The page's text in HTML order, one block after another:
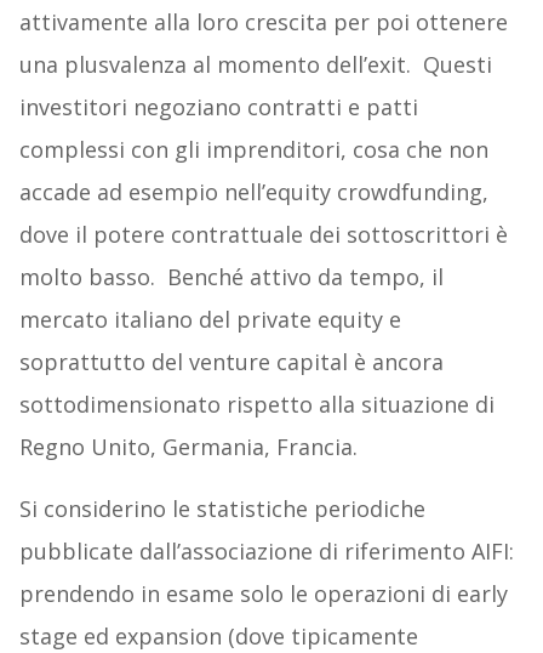
attivamente alla loro crescita per poi ottenere
una plusvalenza al momento dell’exit. Questi
investitori negoziano contratti e patti
complessi con gli imprenditori, cosa che non
accade ad esempio nell’equity crowdfunding,
dove il potere contrattuale dei sottoscrittori è
molto basso. Benché attivo da tempo, il
mercato italiano del private equity e
soprattutto del venture capital è ancora
sottodimensionato rispetto alla situazione di
Regno Unito, Germania, Francia.
Si considerino le statistiche periodiche
pubblicate dall’associazione di riferimento AIFI:
prendendo in esame solo le operazioni di early
stage ed expansion (dove tipicamente